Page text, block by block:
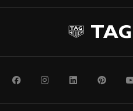
FacebookInstagramLinkedIn